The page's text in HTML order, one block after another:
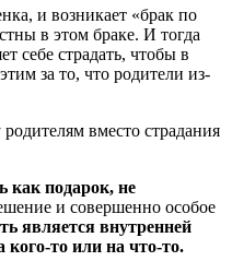
и возникает «брак по
в этом браке. И тогда
себе страдать, чтобы в
за то, что родители из-
вместо страдания
как подарок, не
и совершенно особое
является внутренней
кого-то или на что-то.